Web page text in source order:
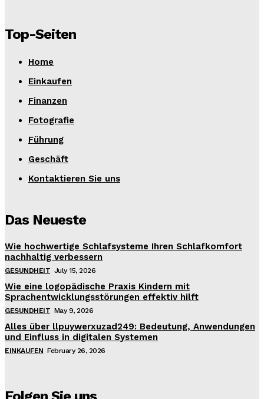
Top-Seiten
Home
Einkaufen
Finanzen
Fotografie
Führung
Geschäft
Kontaktieren Sie uns
Das Neueste
Wie hochwertige Schlafsysteme Ihren Schlafkomfort
nachhaltig verbessern
GESUNDHEIT July 15, 2026
Wie eine logopädische Praxis Kindern mit
Sprachentwicklungsstörungen effektiv hilft
GESUNDHEIT May 9, 2026
Alles über llpuywerxuzad249: Bedeutung, Anwendungen
und Einfluss in digitalen Systemen
EINKAUFEN February 26, 2026